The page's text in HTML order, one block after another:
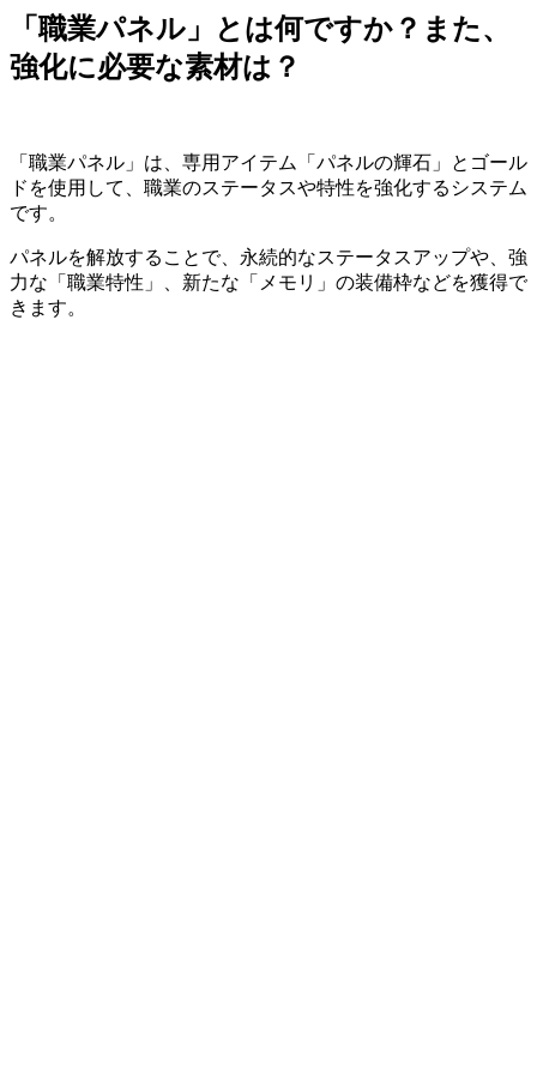
「職業パネル」とは何ですか？また、
強化に必要な素材は？
「職業パネル」は、専用アイテム「パネルの輝石」とゴール
ドを使用して、職業のステータスや特性を強化するシステム
です。
パネルを解放することで、永続的なステータスアップや、強
力な「職業特性」、新たな「メモリ」の装備枠などを獲得で
きます。